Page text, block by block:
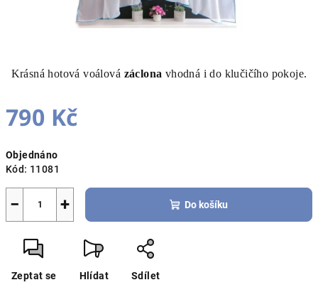
Krásná hotová voálová záclona vhodná i do klučičího pokoje.
790 Kč
cena:
Objednáno
Kód: 11081
+
− Do košíku
Zeptat se Hlídat Sdílet